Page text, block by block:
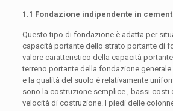
1.1 Fondazione indipendente in
Questo tipo di fondazione è adatta per
capacità portante dello strato portante di
valore caratteristico della capacità
terreno portante della fondazione generale
e la qualità del suolo è relativamente
sono la costruzione semplice , bassi costi
velocità di costruzione. I piedi delle